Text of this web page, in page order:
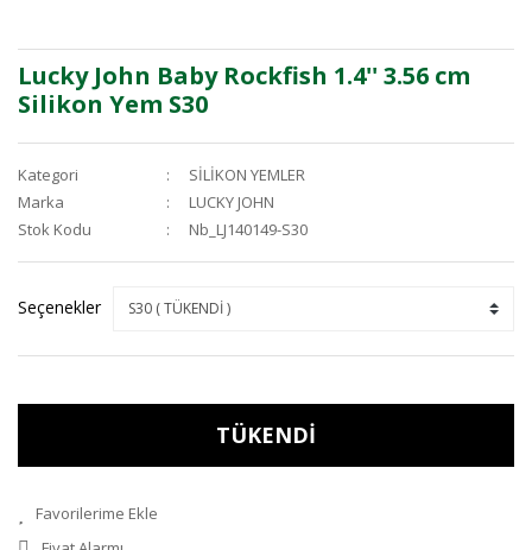
Lucky John Baby Rockfish 1.4'' 3.56 cm
Silikon Yem S30
Kategori
SİLİKON YEMLER
Marka
LUCKY JOHN
Stok Kodu
Nb_LJ140149-S30
Seçenekler
TÜKENDİ